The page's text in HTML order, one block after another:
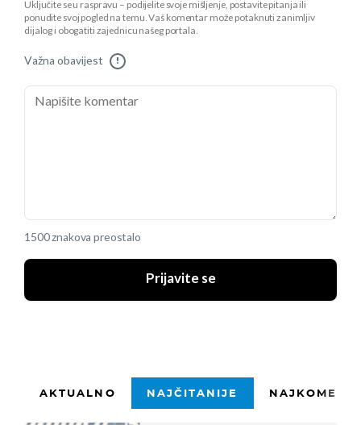
Uključite se u raspravu – podijelite svoje mišljenje, postavite pitanja ili
ponudite svoj pogled na temu. Vaš komentar može potaknuti zanimljiv
dijalog i obogatiti zajednicu našeg portala.
Važna obavijest !
1500 znakova preostalo
Prijavite se
AKTUALNO NAJČITANIJE